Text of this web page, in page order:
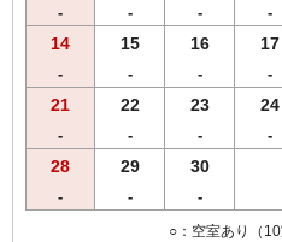
※サファリパークは基本水曜日定休
入園カレンダーをご確認ください。
ントあり。
◆ＶＯＤルームシアター全室設置（
円）。
- - - -
14
-
15
-
16
-
17
-
21
-
22
-
23
-
24
-
28
-
29
-
30
-
○：空室あり（